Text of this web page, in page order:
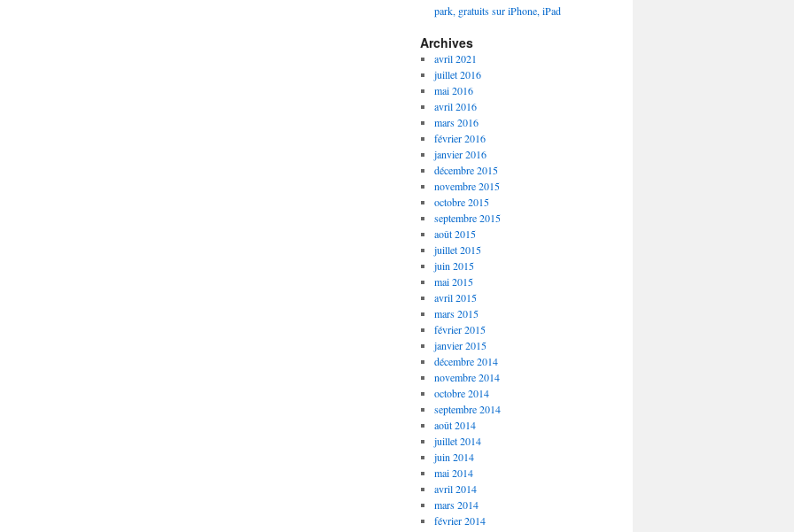
park, gratuits sur iPhone, iPad
Archives
avril 2021
juillet 2016
mai 2016
avril 2016
mars 2016
février 2016
janvier 2016
décembre 2015
novembre 2015
octobre 2015
septembre 2015
août 2015
juillet 2015
juin 2015
mai 2015
avril 2015
mars 2015
février 2015
janvier 2015
décembre 2014
novembre 2014
octobre 2014
septembre 2014
août 2014
juillet 2014
juin 2014
mai 2014
avril 2014
mars 2014
février 2014